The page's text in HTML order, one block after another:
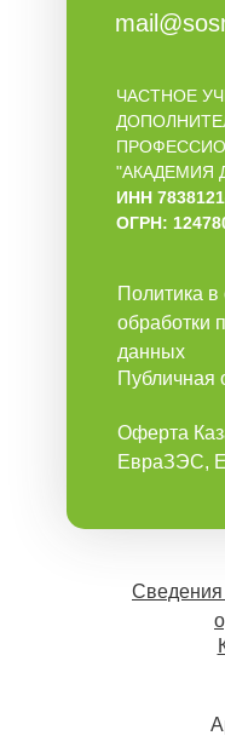
ЧАСТНОЕ
"АКАДЕМИЯ
ИНН
ОГРН:
Политика
обработки
данных
Публичная
Оферта
ЕвраЗЭС,
Сведения